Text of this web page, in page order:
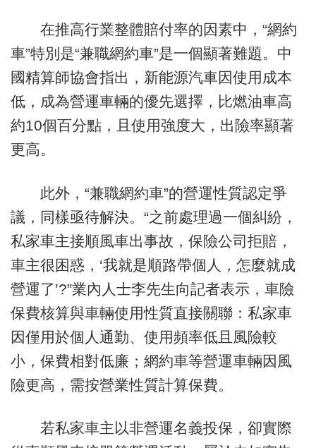
在推高行業整體賠付率的因素中，“網約
車”特別是“兼職網約車”是一個顯著難題。中
國精算師協會指出，新能源汽車因使用成本
低，成為營運車輛的優先選擇，比燃油車高
約10個百分點，且使用強度大，出險率顯著
更高。
此外，“兼職網約車”的營運性質認定爭
議，同樣亟待解決。“之前處理過一個糾紛，
私家車主接順風車出事故，保險公司拒賠，
車主很困惑，‘我就是順路帶個人，怎麼就成
營運了’?”業內人士李先生向記者表示，車險
保費核算與車輛使用性質直接關聯：私家車
因僅用於個人通勤、使用頻率低且風險較
小，保費相對低廉；網約車等營運車輛因風
險更高，需按營業性質計算保費。
若私家車主以非營運名義投保，卻實際